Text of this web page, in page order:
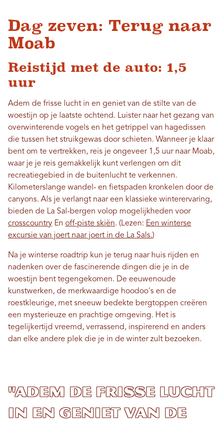
Dag zeven: Terug naar
Moab
Reistijd met de auto: 1,5
uur
Adem de frisse lucht in en geniet van de stilte van de
woestijn op je laatste ochtend. Luister naar het gezang van
overwinterende vogels en het getrippel van hagedissen
die tussen het struikgewas door schieten. Wanneer je klaar
bent om te vertrekken, reis je ongeveer 1,5 uur naar Moab,
waar je je reis gemakkelijk kunt verlengen om dit
recreatiegebied in de buitenlucht te verkennen.
Kilometerslange wandel- en fietspaden kronkelen door de
canyons. Als je verlangt naar een klassieke winterervaring,
bieden de La Sal-bergen volop mogelijkheden voor
crosscountry En off-piste skiën. (Lezen: Een winterse
excursie van joert naar joert in de La Sals.)
Na je winterse roadtrip kun je terug naar huis rijden en
nadenken over de fascinerende dingen die je in de
woestijn bent tegengekomen. De eeuwenoude
kunstwerken, de merkwaardige hoodoo's en de
roestkleurige, met sneeuw bedekte bergtoppen creëren
een mysterieuze en prachtige omgeving. Het is
tegelijkertijd vreemd, verrassend, inspirerend en anders
dan elke andere plek die je in de winter zult bezoeken.
"Adem de frisse lucht
in en geniet van de